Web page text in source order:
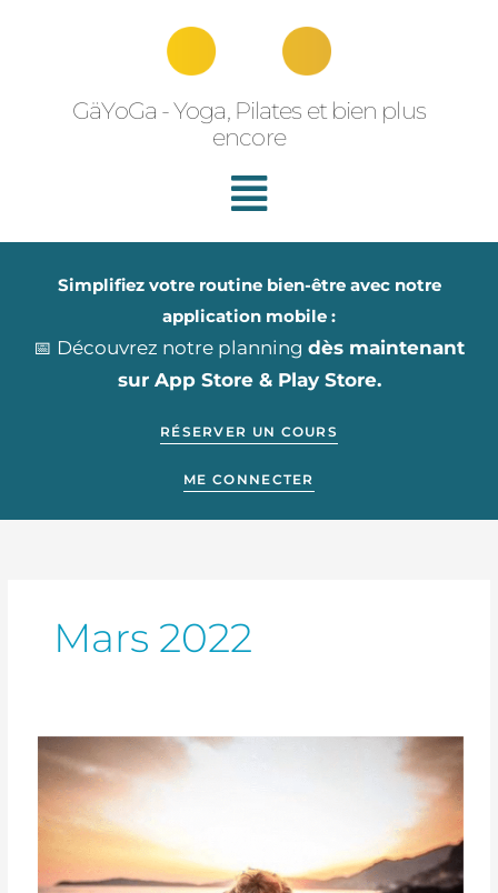
GäYoGa - Yoga, Pilates et bien plus
encore
Simplifiez votre routine bien-être avec notre
application mobile :
📅 Découvrez notre planning dès maintenant
sur App Store & Play Store.
RÉSERVER UN COURS
ME CONNECTER
Mars 2022
Atelier
Prana
Vinyasa
Flow
avril